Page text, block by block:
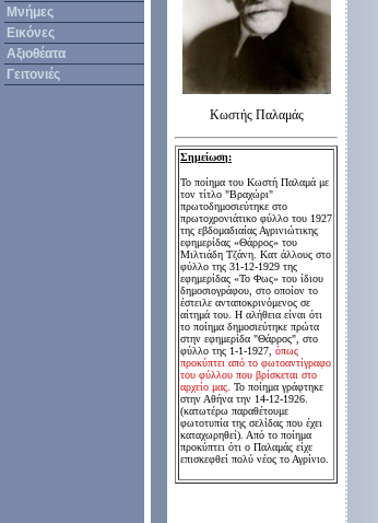
Μνήμες
Εικόνες
Αξιοθέατα
Γειτονιές
Κωστής Παλαμάς
Σημείωση:
Το ποίημα του Κωστή Παλαμά με
τον τίτλο "Βραχώρι"
πρωτοδημοσιεύτηκε στο
πρωτοχρονιάτικο φύλλο του 1927
της εβδομαδιαίας Αγρινιώτικης
εφημερίδας «Θάρρος» του
Μιλτιάδη Τζάνη. Κατ άλλους στο
φύλλο της 31-12-1929 της
εφημερίδας «Το Φως» του ίδιου
δημοσιογράφου, στο οποίον το
έστειλε ανταποκρινόμενος σε
αίτημά του. Η αλήθεια είναι ότι
το ποίημα δημοσιεύτηκε πρώτα
στην εφημερίδα "Θάρρος", στο
φύλλο της 1-1-1927, όπως
προκύπτει από το φωτοαντίγραφο
του φύλλου που βρίσκεται στο
αρχείο μας . Το ποίημα γράφτηκε
στην Αθήνα την 14-12-1926.
(κατωτέρω παραθέτουμε
φωτοτυπία της σελίδας που έχει
καταχωρηθεί). Από το ποίημα
προκύπτει ότι ο Παλαμάς είχε
επισκεφθεί πολύ νέος το Αγρίνιο.